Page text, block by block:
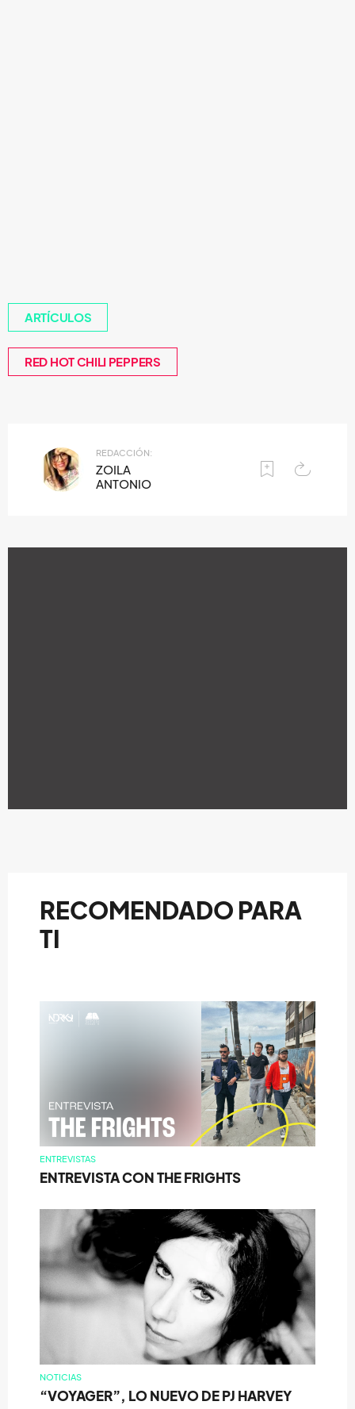
ARTÍCULOS
RED HOT CHILI PEPPERS
REDACCIÓN:
ZOILA
ANTONIO
RECOMENDADO PARA
TI
ENTREVISTAS
ENTREVISTA CON THE FRIGHTS
NOTICIAS
“VOYAGER”, LO NUEVO DE PJ HARVEY